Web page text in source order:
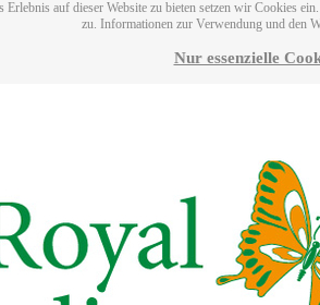
Erlebnis auf dieser Website zu bieten setzen wir Cookies
zu. Informationen zur Verwendung und den
Nur essenzielle